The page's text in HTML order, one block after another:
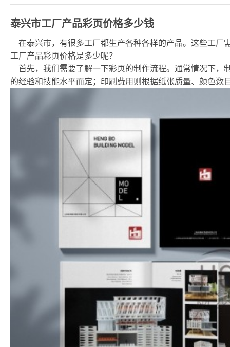
泰兴市工厂产品彩页价格多少钱
在泰兴市，有很多工厂都生产各种各样的产品。这些工
工厂产品彩页价格是多少呢？
首先，我们需要了解一下彩页的制作流程。通常情况下
的经验和技能水平而定；印刷费用则根据纸张质量、颜色